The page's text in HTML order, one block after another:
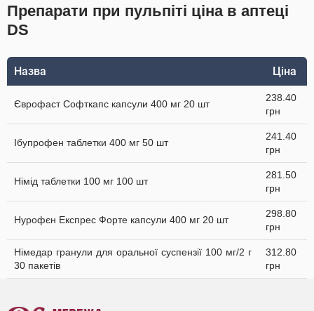
Препарати при пульпіті ціна в аптеці
DS
Назва Ціна
Єврофаст Софткапс капсули 400 мг 20 шт
238.40
грн
Ібупрофен таблетки 400 мг 50 шт
241.40
грн
Німід таблетки 100 мг 100 шт
281.50
грн
Нурофєн Експрес Форте капсули 400 мг 20 шт
298.80
грн
Німедар гранули для оральної суспензії 100 мг/2 г
30 пакетів
312.80
грн